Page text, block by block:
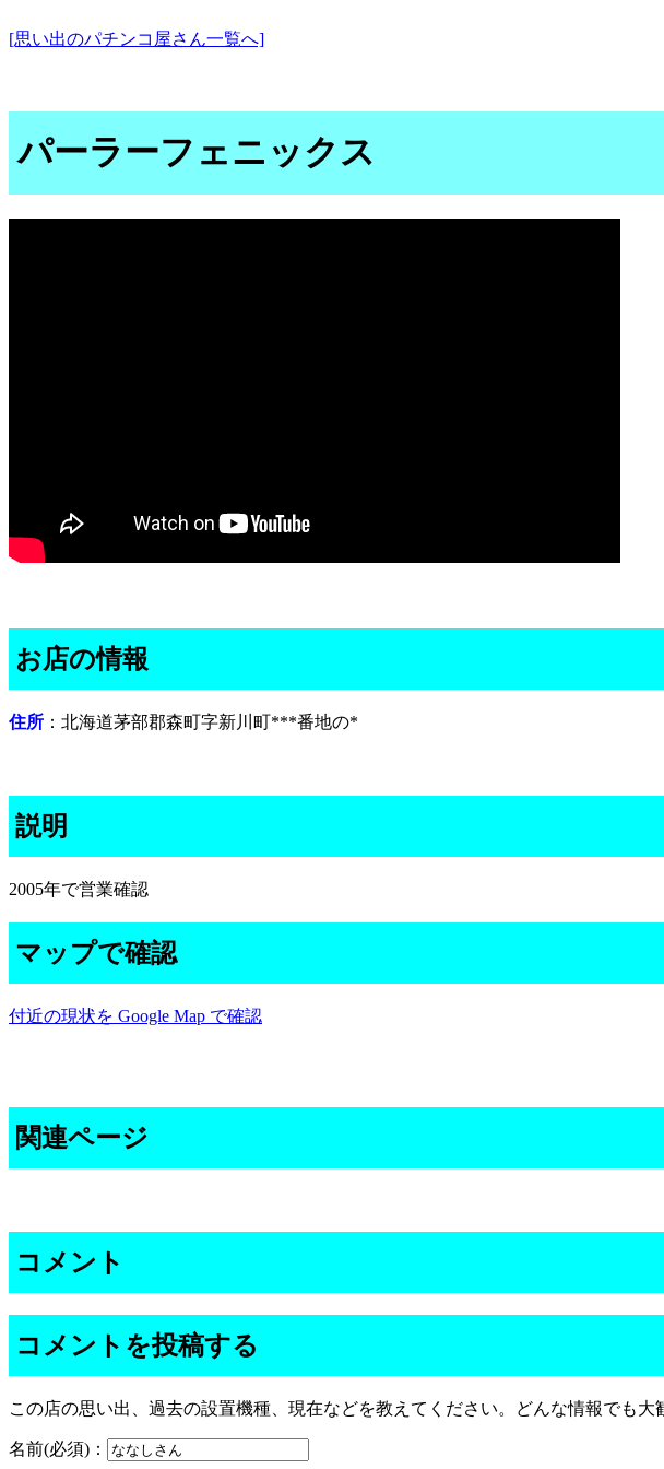
[思い出のパチンコ屋さん一覧へ]
パーラーフェニックス
お店の情報
住所 ：北海道茅部郡森町字新川町***番地の*
説明
2005年で営業確認
マップで確認
付近の現状を Google Map で確認
関連ページ
コメント
コメントを投稿する
この店の思い出、過去の設置機種、現在などを教えてください。どんな情報でも大
名前(必須)：